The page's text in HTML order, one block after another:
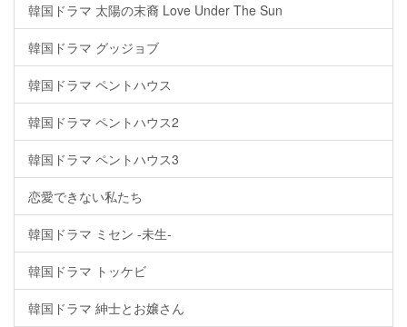
韓国ドラマ 太陽の末裔 Love Under The Sun
韓国ドラマ グッジョブ
韓国ドラマ ペントハウス
韓国ドラマ ペントハウス2
韓国ドラマ ペントハウス3
恋愛できない私たち
韓国ドラマ ミセン -未生-
韓国ドラマ トッケビ
韓国ドラマ 紳士とお嬢さん